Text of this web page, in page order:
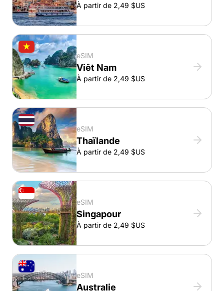
À partir de 2,49 $US
eSIM
Viêt Nam
À partir de 2,49 $US
eSIM
Thaïlande
À partir de 2,49 $US
eSIM
Singapour
À partir de 2,49 $US
eSIM
Australie